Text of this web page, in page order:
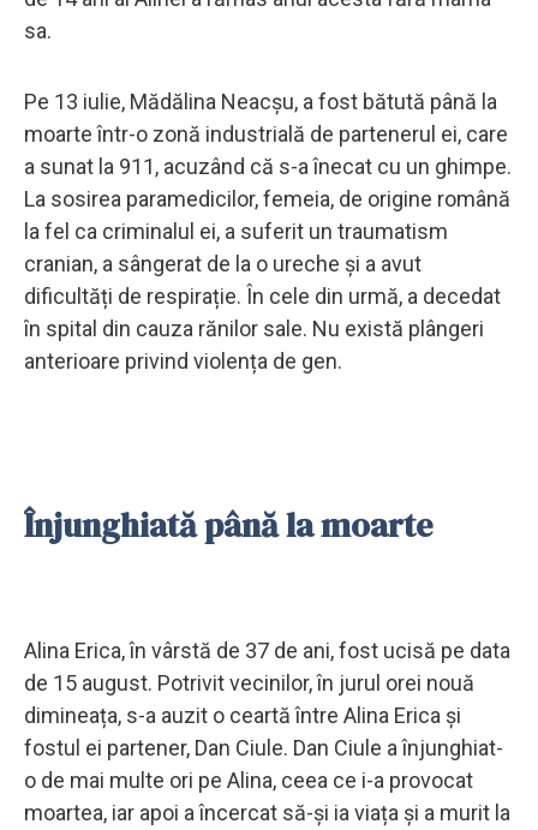
sa.
Pe 13 iulie, Mădălina Neacșu, a fost bătută până la
moarte într-o zonă industrială de partenerul ei, care
a sunat la 911, acuzând că s-a înecat cu un ghimpe.
La sosirea paramedicilor, femeia, de origine română
la fel ca criminalul ei, a suferit un traumatism
cranian, a sângerat de la o ureche și a avut
dificultăți de respirație. În cele din urmă, a decedat
în spital din cauza rănilor sale. Nu există plângeri
anterioare privind violența de gen.
Înjunghiată până la moarte
Alina Erica, în vârstă de 37 de ani, fost ucisă pe data
de 15 august. Potrivit vecinilor, în jurul orei nouă
dimineața, s-a auzit o ceartă între Alina Erica și
fostul ei partener, Dan Ciule. Dan Ciule a înjunghiat-
o de mai multe ori pe Alina, ceea ce i-a provocat
moartea, iar apoi a încercat să-și ia viața și a murit la